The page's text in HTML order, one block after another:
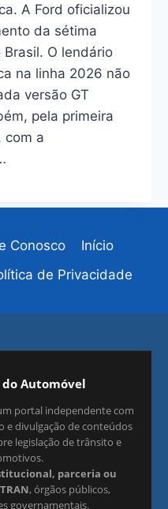
A Ford oficializou
da sétima
O lendário
na linha 2026 não
versão GT
pela primeira
com a
Conosco
Início
de Privacidade
Automóvel
portal independente com
e divulgação de conteúdos
legislação de trânsito e
parceria ou
, órgãos públicos,
governamentais.